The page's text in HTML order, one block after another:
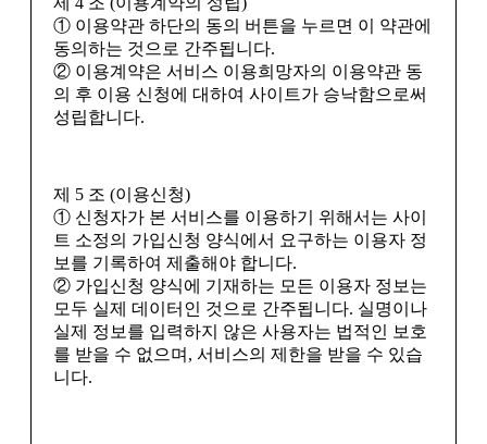
① 이용약관 하단의 동의 버튼을 누르면 이 약관에
동의하는 것으로 간주됩니다.
② 이용계약은 서비스 이용희망자의 이용약관 동
의 후 이용 신청에 대하여 사이트가 승낙함으로써
성립합니다.
제 5 조 (이용신청)
① 신청자가 본 서비스를 이용하기 위해서는 사이
트 소정의 가입신청 양식에서 요구하는 이용자 정
보를 기록하여 제출해야 합니다.
② 가입신청 양식에 기재하는 모든 이용자 정보는
모두 실제 데이터인 것으로 간주됩니다. 실명이나
실제 정보를 입력하지 않은 사용자는 법적인 보호
를 받을 수 없으며, 서비스의 제한을 받을 수 있습
니다.